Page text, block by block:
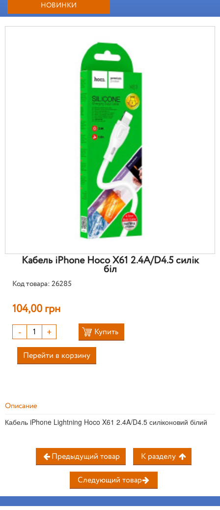
НОВИНКИ
Кабель iPhone Hoco X61 2.4A/D4.5 силік
біл
Код товара: 26285
104,00 грн
- + Купить
Перейти в корзину
Описание
Кабель iPhone Lightning Hoco X61 2.4A/D4.5 силіконовий білий
Предыдущий товар К разделу
Следующий товар